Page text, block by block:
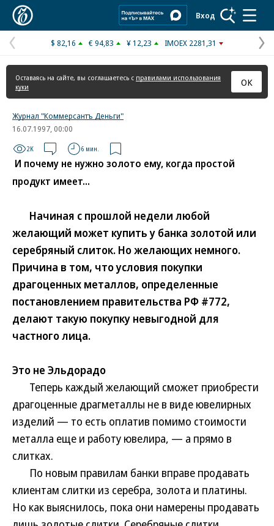
Вход
Предыдущая
страница
$ 82,16 € 94,83 ¥ 12,23 IMOEX 2281,31
Оставаясь на сайте, вы соглашаетесь с правилами использования
куки
ОК
Журнал "Коммерсантъ Деньги"
16.07.1997, 00:00
2K 6 мин.
И почему не нужно золото ему, когда простой
продукт имеет...
Начиная с прошлой недели любой
желающий может купить у банка золотой или
серебряный слиток. Но желающих немного.
Причина в том, что условия покупки
драгоценных металлов, определенные
постановлением правительства РФ #772,
делают такую покупку невыгодной для
частного лица.
Это не Эльдорадо
Теперь каждый желающий сможет приобрести
драгоценные драгметаллы не в виде ювелирных
изделий — то есть оплатив помимо стоимости
металла еще и работу ювелира, — а прямо в
слитках.
По новым правилам банки вправе продавать
клиентам слитки из серебра, золота и платины.
Но как выяснилось, пока они намерены продавать